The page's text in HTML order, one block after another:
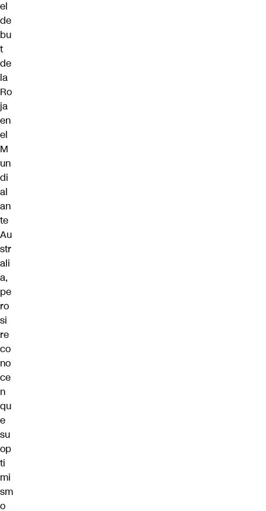
el
de
bu
t
de
la
Ro
ja
en
el
M
un
di
al
an
te
Au
str
ali
a,
pe
ro
si
re
co
no
ce
n
qu
e
su
op
ti
mi
sm
o